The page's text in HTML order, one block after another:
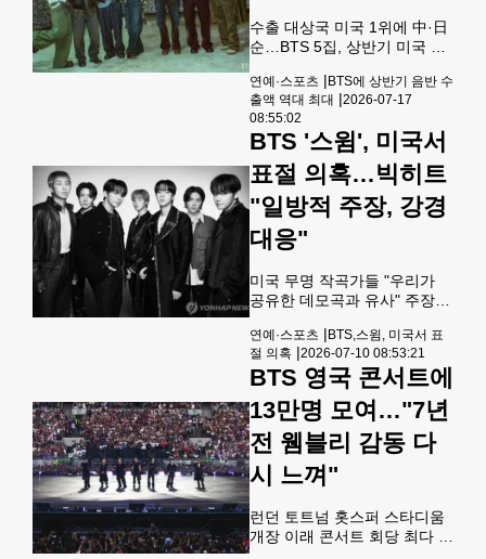
전반전을 마치고 선수들이 라
커룸으로 사라진 자리는 무지
으로 완전히 탈바꿈했다.미식
축구 슈퍼볼의 전유물로 여겨
졌던 '하프타임 쇼'가 96년 역
사의 월드컵 결
수출 대상국 미국 1위에 中·日
순…BTS 5집, 상반기 미국 CD
팝 '허리' 강해져"…하반기 빅
뱅·스키즈가 열기 잇는다 그
룹 방탄소년단(BTS)[빅히트뮤
직 제공. 재판매 및 DB 금
지] 방탄소년단(BTS)과 블랙
핑크 등 간판 월드스타의 컴백
을 계기로 올해 K팝 시장에 훈
풍이 불었다.올해 상반기 K팝
음반 수출액은 작년 동기 대비
최대치를 기록했다. 실물 음반
판매량도 5천500만장으로 반
넘보고 있다. ◇ K팝 음반
연예·스포츠 |BTS에 상반기 음반 수
출액 역대 최대 |2026-07-17
08:55:02
BTS '스윔', 미국서
표절 의혹…빅히트
"일방적 주장, 강경
대응"
미국 무명 작곡가들 "우리가
공유한 데모곡과 유사" 주장…
포함 안돼…빅히트 뮤직 "독립
적 창작물" 반박 그룹 방탄소
년단[빅히트 뮤직 제공. 재판매
및 DB 금지] 방탄소년단(BTS)
5집 '아리랑'의 타이틀곡 '스
윔'(SWIM)이 미국 무명 작곡
가들의 곡을 표절했다는 주장
이 나왔다. 소속사 빅히트 뮤직
부인하며 강경 대응을 예고했
다.빌보드는 9일 스티브 쿠퍼,
연예·스포츠 |BTS,스윔, 미국서 표
절 의혹 |2026-07-10 08:53:21
BTS 영국 콘서트에
13만명 모여…"7년
전 웸블리 감동 다
시 느껴"
런던 토트넘 홋스퍼 스타디움
개장 이래 콘서트 회당 최다 기